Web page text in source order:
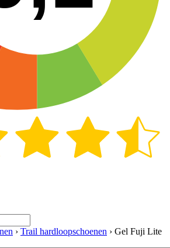
› Trail hardloopschoenen › Gel Fuji Lite